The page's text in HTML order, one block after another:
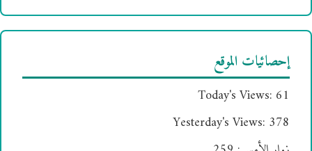
إحصائيات الموقع
Today's Views: 61
Yesterday's Views: 378